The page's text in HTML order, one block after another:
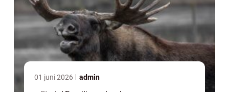
01 juni 2026 admin